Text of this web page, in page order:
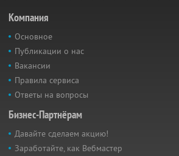
Компания
Основное
Публикации о нас
Вакансии
Правила сервиса
Ответы на вопросы
Бизнес-Партнёрам
Давайте сделаем акцию!
Заработайте, как Вебмастер